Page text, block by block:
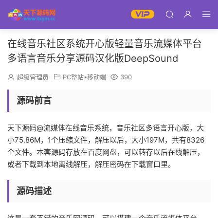
在线音乐社区系统开心版轻量音乐流媒体平台
多语言音乐分享源码汉化版DeepSound
超级管理员 PC整站▪移动端 390
源码前言
天下源码@流媒体在线音乐系统，音乐社区多语言开心版，大
小75.86M，1个压缩文件，解压以后，大小197M，共有8326
个文件。本套源码存放在百度网盘，可以转存以后在线解压，
或者下载到本地离线解压，解压密码在下载窗口里。
源码描述